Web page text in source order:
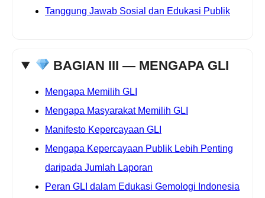
Tanggung Jawab Sosial dan Edukasi Publik
BAGIAN III — MENGAPA GLI
Mengapa Memilih GLI
Mengapa Masyarakat Memilih GLI
Manifesto Kepercayaan GLI
Mengapa Kepercayaan Publik Lebih Penting
daripada Jumlah Laporan
Peran GLI dalam Edukasi Gemologi Indonesia